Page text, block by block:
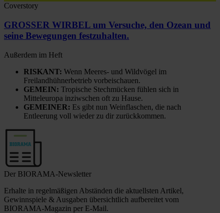
Coverstory
GROSSER WIRBEL um Versuche, den Ozean und
seine Bewegungen festzuhalten.
Außerdem im Heft
RISKANT: Wenn Meeres- und Wildvögel im
Freilandhühnerbetrieb vorbeischauen.
GEMEIN: Tropische Stechmücken fühlen sich in
Mitteleuropa inziwschen oft zu Hause.
GEMEINER: Es gibt nun Weinflaschen, die nach
Entleerung voll wieder zu dir zurückkommen.
Der BIORAMA-Newsletter
Erhalte in regelmäßigen Abständen die aktuellsten Artikel,
Gewinnspiele & Ausgaben übersichtlich aufbereitet vom
BIORAMA-Magazin per E-Mail.